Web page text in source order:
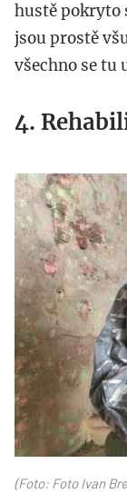
hustě pokryto
jsou prostě
všechno se tu
4.
(Foto: Foto Ivan